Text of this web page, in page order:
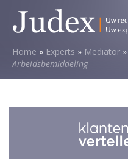
Home » Experts » Mediator »
Arbeidsbemiddeling